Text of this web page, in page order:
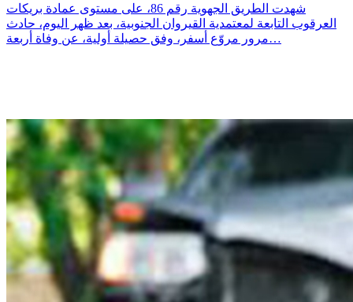
شهدت الطريق الجهوية رقم 86، على مستوى عمادة بريكات
العرقوب التابعة لمعتمدية القيروان الجنوبية، بعد ظهر اليوم، حادث
مرور مروّع أسفر، وفق حصيلة أولية، عن وفاة أربعة…